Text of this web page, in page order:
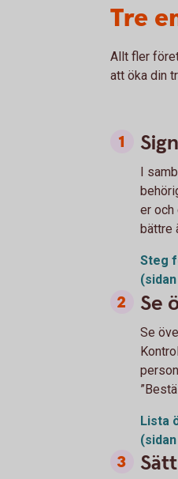
Tre
Allt fler
att öka din
I
er och
bättre
Steg
Se
Se
Lista